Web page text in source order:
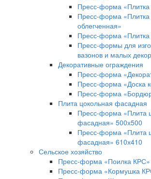
Пресс-форма «Плитка
Пресс-форма «Плитка
облегченная»
Пресс-форма «Плитка
Пресс-формы для
вазонов и малых
Декоративные ограждения
Пресс-форма
Пресс-форма «Доска
Пресс-форма
Плита цокольная фасадная
Пресс-форма «Плита
фасадная» 500х500
Пресс-форма «Плита
фасадная» 610х410
Сельское хозяйство
Пресс-форма «Поилка КРС»
Пресс-форма «Кормушка